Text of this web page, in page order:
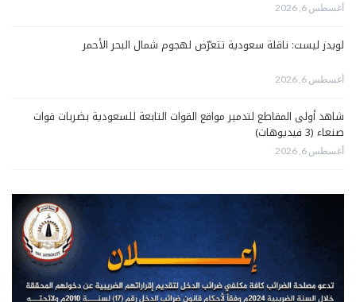
أغسطس 6, 2026
لويدز ليست: ناقلة سعودية تتعرّض لهجوم شمال البحر الأحمر
أغسطس 6, 2026
شاهد أولى المقاطع لتدمير مواقع القوات التابعة للسعودية بضربات قوات
صنعاء (3 فيديوهات)
أغسطس 6, 2026